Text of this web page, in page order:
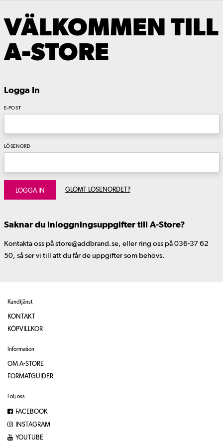
VÄLKOMMEN TILL
A-STORE
Logga In
E-POST
LÖSENORD
LOGGA IN GLÖMT LÖSENORDET?
Saknar du inloggningsuppgifter till A-Store?
Kontakta oss på store@addbrand.se, eller ring oss på 036-37 62
50, så ser vi till att du får de uppgifter som behövs.
Kundtjänst
KONTAKT
KÖPVILLKOR
Information
OM A-STORE
FORMATGUIDER
Följ oss
FACEBOOK
INSTAGRAM
YOUTUBE